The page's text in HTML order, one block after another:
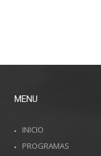
MENU
INICIO
PROGRAMAS